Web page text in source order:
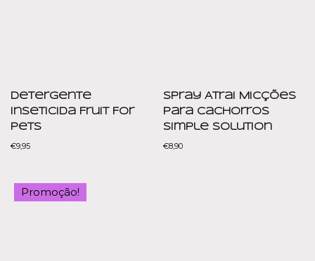
Detergente
Inseticida Fruit For
Pets
€9,95
Spray Atrai Micções
para Cachorros
Simple Solution
€8,90
Promoção!